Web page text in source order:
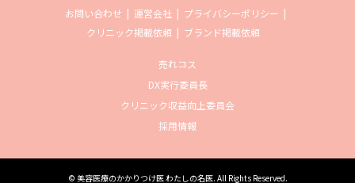
お問い合わせ 運営会社
プライバシーポリシー
クリニック掲載依頼
ブランド掲載依頼
売れコス
DX実行委員長
クリニック収益向上委員会
採用情報
© 美容医療のかかりつけ医 わたしの名医. All Rights Reserved.